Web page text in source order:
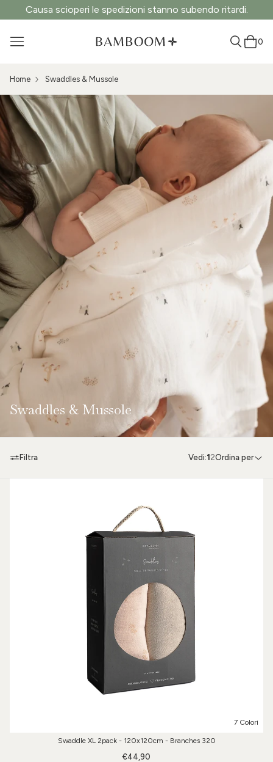
Causa scioperi le spedizioni stanno subendo ritardi.
0
Home Swaddles & Mussole
Swaddles & Mussole
Filtra Vedi:1 2Ordina per
7 Colori
Swaddle XL 2pack - 120x120cm - Branches 320
€44,90